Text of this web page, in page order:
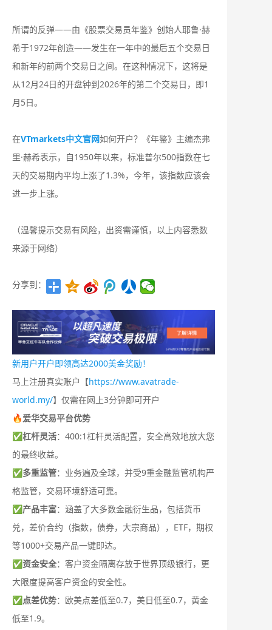
所谓的反弹——由《股票交易员年鉴》创始人耶鲁·赫
希于1972年创造——发生在一年中的最后五个交易日
和新年的前两个交易日之间。在这种情况下，这将是
从12月24日的开盘钟到2026年的第二个交易日，即1
月5日。
在VTmarkets中文官网如何开户？《年鉴》主编杰弗
里·赫希表示，自1950年以来，标准普尔500指数在七
天的交易期内平均上涨了1.3%，今年，该指数应该会
进一步上涨。
（温馨提示交易有风险，出资需谨慎，以上内容悉数
来源于网络）
分享到：
新用户开户即领高达2000美金奖励！
马上注册真实账户【https://www.avatrade-
world.my/】仅需在网上3分钟即可开户
🔥爱华交易平台优势
✅杠杆灵活：400:1杠杆灵活配置，安全高效地放大您
的最终收益。
✅多重监管：业务遍及全球，并受9重金融监管机构严
格监管，交易环境舒适可靠。
✅产品丰富：涵盖了大多数金融衍生品，包括货币
兑，差价合约（指数，债券，大宗商品），ETF，期权
等1000+交易产品一键即达。
✅资金安全：客户资金隔离存放于世界顶级银行，更
大限度提高客户资金的安全性。
✅点差优势：欧美点差低至0.7，美日低至0.7，黄金
低至1.9。